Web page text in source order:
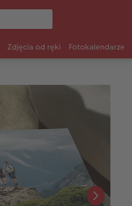
Zdjęcia od ręki Fotokalendarze